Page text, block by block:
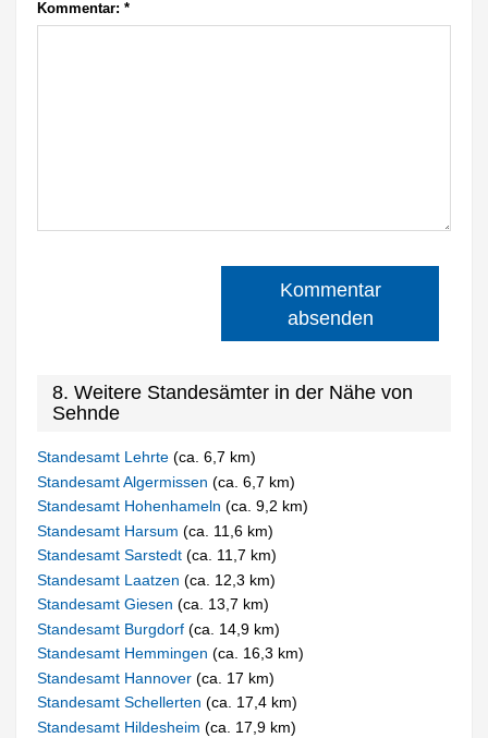
Kommentar: *
Kommentar
absenden
8. Weitere Standesämter in der Nähe von
Sehnde
Standesamt Lehrte(ca. 6,7 km)
Standesamt Algermissen(ca. 6,7 km)
Standesamt Hohenhameln(ca. 9,2 km)
Standesamt Harsum(ca. 11,6 km)
Standesamt Sarstedt(ca. 11,7 km)
Standesamt Laatzen(ca. 12,3 km)
Standesamt Giesen(ca. 13,7 km)
Standesamt Burgdorf(ca. 14,9 km)
Standesamt Hemmingen(ca. 16,3 km)
Standesamt Hannover(ca. 17 km)
Standesamt Schellerten(ca. 17,4 km)
Standesamt Hildesheim(ca. 17,9 km)